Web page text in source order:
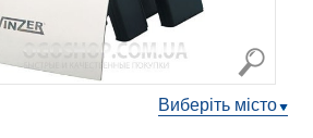
Виберіть місто